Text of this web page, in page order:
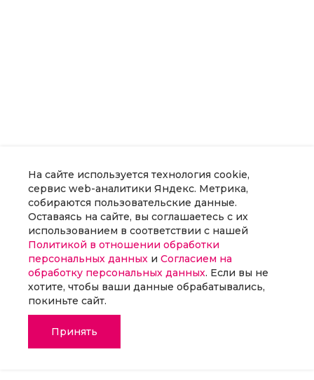
На сайте используется технология cookie,
сервис web-аналитики Яндекс. Метрика,
собираются пользовательские данные.
Оставаясь на сайте, вы соглашаетесь с их
использованием в соответствии с нашей
Политикой в отношении обработки
персональных данных и Согласием на
обработку персональных данных. Если вы не
хотите, чтобы ваши данные обрабатывались,
покиньте сайт.
Принять